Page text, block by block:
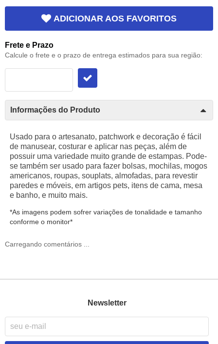
ADICIONAR AOS FAVORITOS
Frete e Prazo
Calcule o frete e o prazo de entrega estimados para sua região:
Informações do Produto
Usado para o artesanato, patchwork e decoração é fácil
de manusear, costurar e aplicar nas peças, além de
possuir uma variedade muito grande de estampas. Pode-
se também ser usado para fazer bolsas, mochilas, mogos
americanos, roupas, souplats, almofadas, para revestir
paredes e móveis, em artigos pets, itens de cama, mesa
e banho, e muito mais.
*As imagens podem sofrer variações de tonalidade e tamanho
conforme o monitor*
Carregando comentários ...
Newsletter